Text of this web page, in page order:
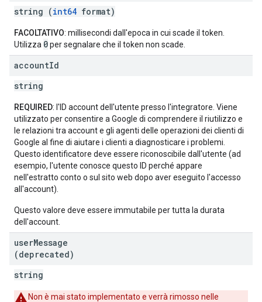
string (int64 format)
FACOLTATIVO: millisecondi dall'epoca in cui scade il token.
Utilizza 0per segnalare che il token non scade.
accountId
string
REQUIRED: l'ID account dell'utente presso l'integratore. Viene
utilizzato per consentire a Google di comprendere il riutilizzo e
le relazioni tra account e gli agenti delle operazioni dei clienti di
Google al fine di aiutare i clienti a diagnosticare i problemi.
Questo identificatore deve essere riconoscibile dall'utente (ad
esempio, l'utente conosce questo ID perché appare
nell'estratto conto o sul sito web dopo aver eseguito l'accesso
all'account).
Questo valore deve essere immutabile per tutta la durata
dell'account.
userMessage
(deprecated)
string
Non è mai stato implementato e verrà rimosso nelle